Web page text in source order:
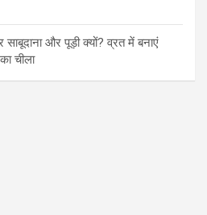
और पूड़ी क्यों? व्रत में बनाएं
चीला